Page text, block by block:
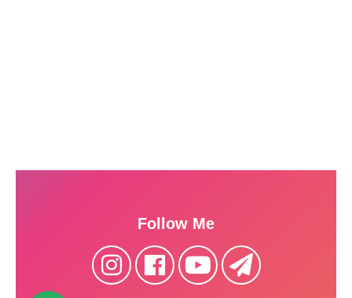
Follow Me